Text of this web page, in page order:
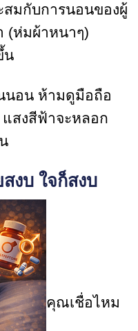
มกับการนอนของผู้
(ห่มผ้าหนาๆ)
น
นอน ห้ามดูมือถือ
แสงสีฟ้าจะหลอก
สงบ ใจก็สงบ
คุณเชื่อไหม